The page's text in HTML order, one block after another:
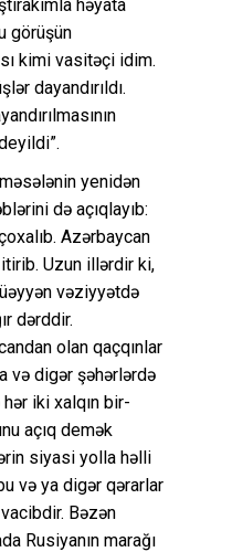
həyata
görüşün
kimi vasitəçi idim.
dayandırıldı.
yenidən
də açıqlayıb:
Azərbaycan
Uzun illərdir ki,
vəziyyətdə
dərddir.
olan qaçqınlar
və digər şəhərlərdə
iki xalqın bir-
açıq demək
siyasi yolla həlli
və ya digər qərarlar
Bəzən
Rusiyanın marağı